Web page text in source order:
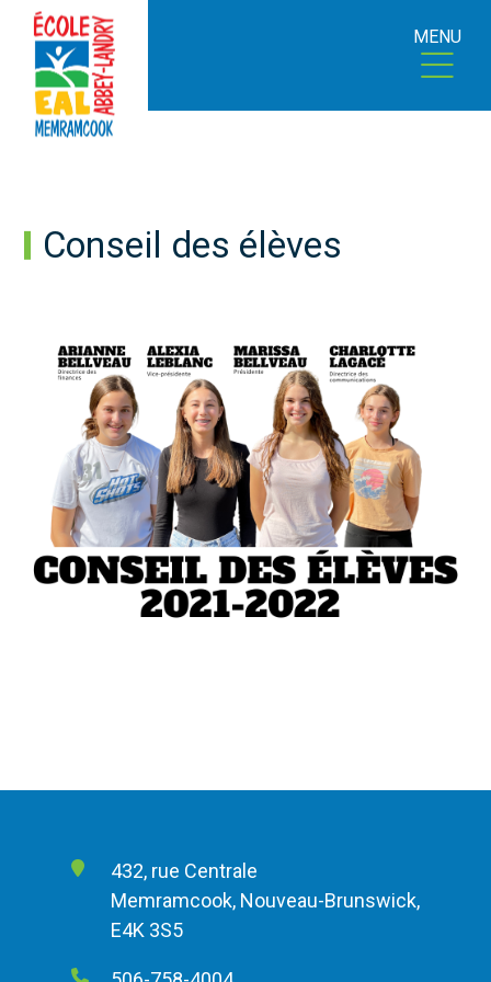
MENU
Conseil des élèves
432, rue Centrale
Memramcook, Nouveau-Brunswick,
E4K 3S5